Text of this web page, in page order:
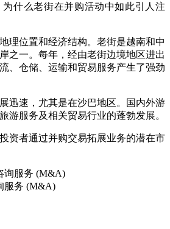
什么老街在并购活动中如此引人注
理位置和经济结构。老街是越南和中
之一。每年，经由老街边境地区进出
、仓储、运输和贸易服务产生了强劲
迅速，尤其是在沙巴地区。国内外游
游服务及相关贸易行业的蓬勃发展。
资者通过并购交易拓展业务的潜在市
服务 (M&A)